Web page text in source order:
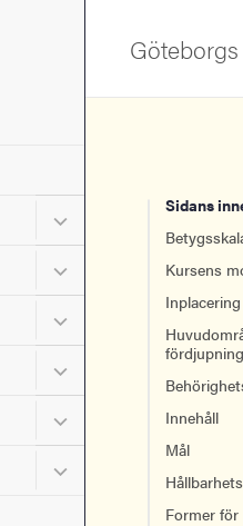
Undermeny för
Undermeny för
Undermeny för
Undermeny för
Undermeny för Om
Undermeny för Aktuellt
Sidans
Kursens
Inplacering
fördjupning
Innehåll
Mål
Former